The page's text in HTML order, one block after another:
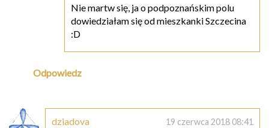
Nie martw się, ja o podpoznańskim polu
dowiedziałam się od mieszkanki Szczecina
:D
Odpowiedz
dziadova 19 czerwca 2018 08:41